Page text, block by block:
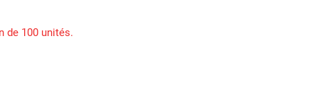
de 100 unités.